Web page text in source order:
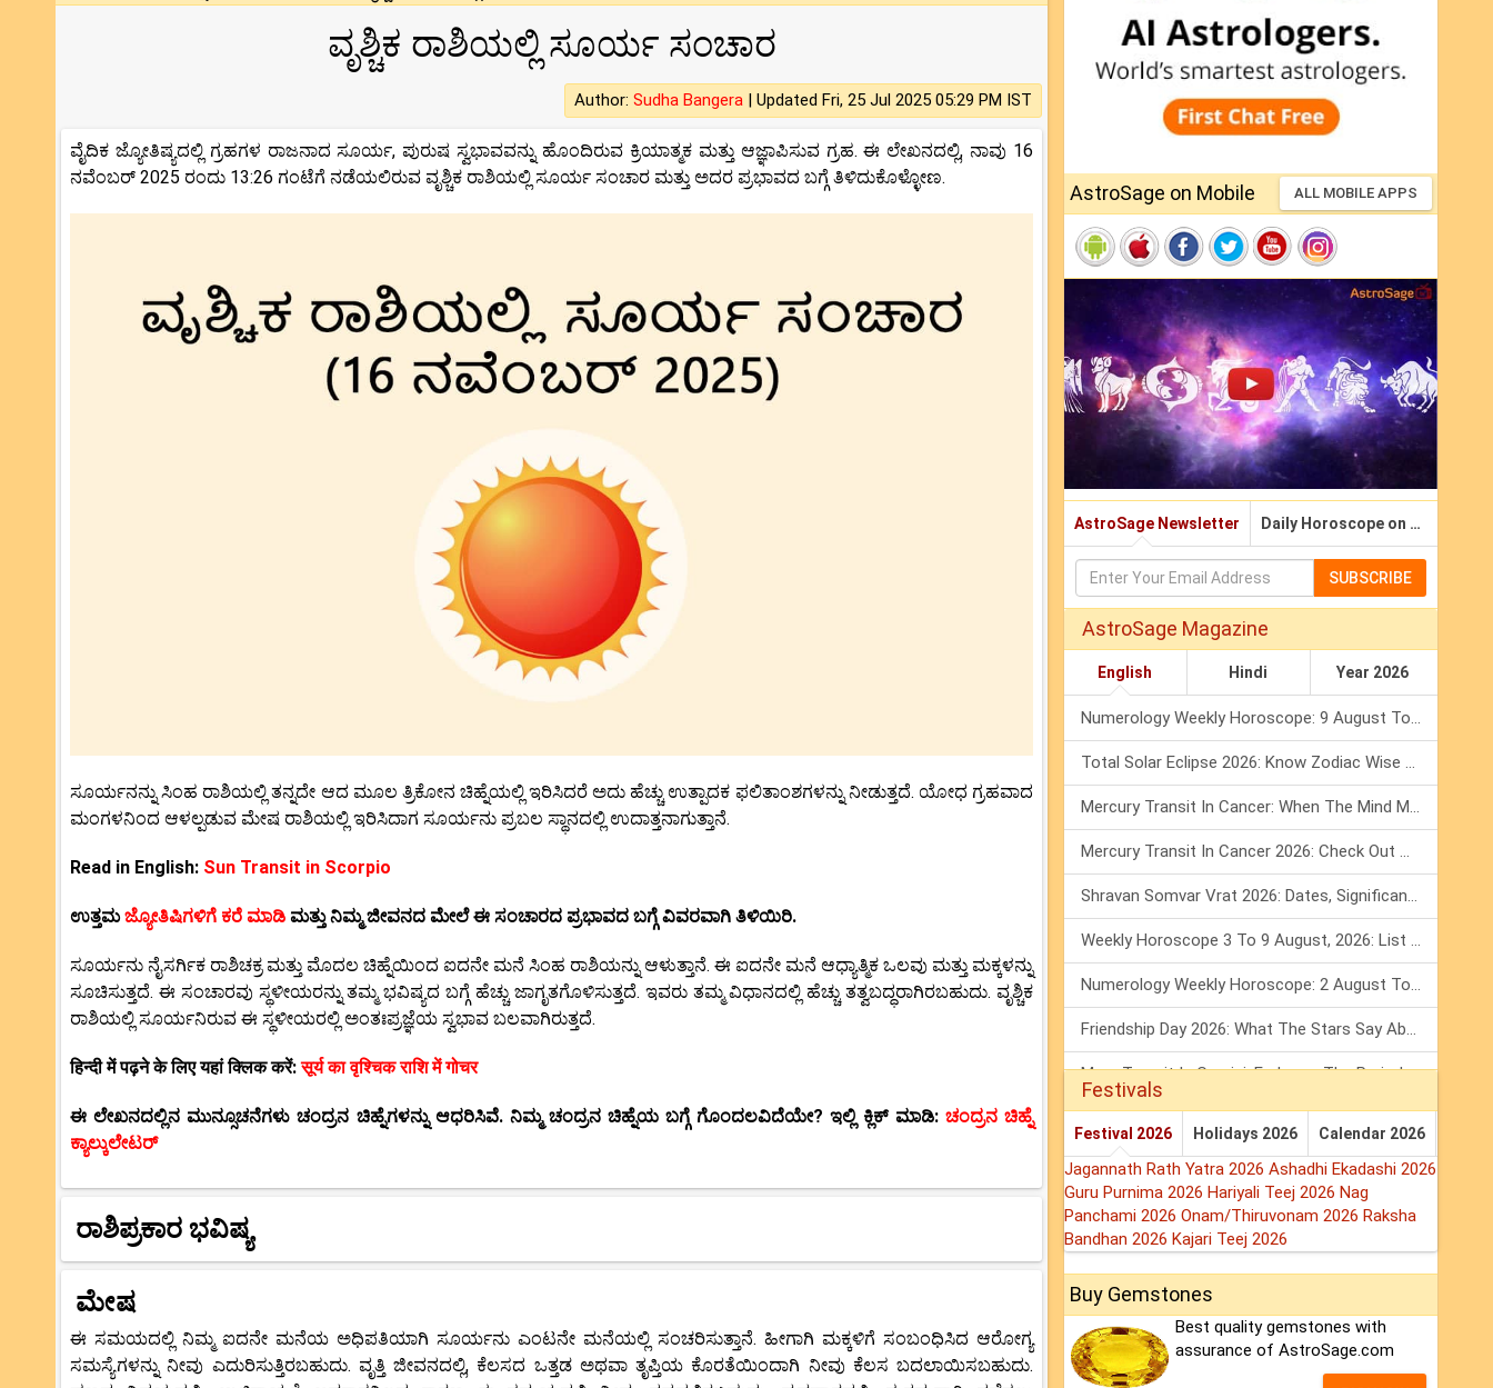
ವೃಶ್ಚಿಕ ರಾಶಿಯಲ್ಲಿ ಸೂರ್ಯ ಸಂಚಾರ
Author: Sudha Bangera | Updated Fri, 25 Jul 2025 05:29 PM IST
ವೈದಿಕ ಜ್ಯೋತಿಷ್ಯದಲ್ಲಿ ಗ್ರಹಗಳ ರಾಜನಾದ ಸೂರ್ಯ, ಪುರುಷ ಸ್ವಭಾವವನ್ನು ಹೊಂದಿರುವ ಕ್ರಿಯಾತ್ಮಕ ಮತ್ತು ಆಜ್ಞಾಪಿಸುವ ಗ್ರಹ. ಈ ಲೇಖನದಲ್ಲಿ, ನಾವು 16
ನವೆಂಬರ್ 2025 ರಂದು 13:26 ಗಂಟೆಗೆ ನಡೆಯಲಿರುವ ವೃಶ್ಚಿಕ ರಾಶಿಯಲ್ಲಿ ಸೂರ್ಯ ಸಂಚಾರ ಮತ್ತು ಅದರ ಪ್ರಭಾವದ ಬಗ್ಗೆ ತಿಳಿದುಕೊಳ್ಳೋಣ.
ಸೂರ್ಯನನ್ನು ಸಿಂಹ ರಾಶಿಯಲ್ಲಿ ತನ್ನದೇ ಆದ ಮೂಲ ತ್ರಿಕೋನ ಚಿಹ್ನೆಯಲ್ಲಿ ಇರಿಸಿದರೆ ಅದು ಹೆಚ್ಚು ಉತ್ಪಾದಕ ಫಲಿತಾಂಶಗಳನ್ನು ನೀಡುತ್ತದೆ. ಯೋಧ ಗ್ರಹವಾದ
ಮಂಗಳನಿಂದ ಆಳಲ್ಪಡುವ ಮೇಷ ರಾಶಿಯಲ್ಲಿ ಇರಿಸಿದಾಗ ಸೂರ್ಯನು ಪ್ರಬಲ ಸ್ಥಾನದಲ್ಲಿ ಉದಾತ್ತನಾಗುತ್ತಾನೆ.
Read in English: Sun Transit in Scorpio
ಉತ್ತಮ ಜ್ಯೋತಿಷಿಗಳಿಗೆ ಕರೆ ಮಾಡಿ ಮತ್ತು ನಿಮ್ಮ ಜೀವನದ ಮೇಲೆ ಈ ಸಂಚಾರದ ಪ್ರಭಾವದ ಬಗ್ಗೆ ವಿವರವಾಗಿ ತಿಳಿಯಿರಿ.
ಸೂರ್ಯನು ನೈಸರ್ಗಿಕ ರಾಶಿಚಕ್ರ ಮತ್ತು ಮೊದಲ ಚಿಹ್ನೆಯಿಂದ ಐದನೇ ಮನೆ ಸಿಂಹ ರಾಶಿಯನ್ನು ಆಳುತ್ತಾನೆ. ಈ ಐದನೇ ಮನೆ ಆಧ್ಯಾತ್ಮಿಕ ಒಲವು ಮತ್ತು ಮಕ್ಕಳನ್ನು
ಸೂಚಿಸುತ್ತದೆ. ಈ ಸಂಚಾರವು ಸ್ಥಳೀಯರನ್ನು ತಮ್ಮ ಭವಿಷ್ಯದ ಬಗ್ಗೆ ಹೆಚ್ಚು ಜಾಗೃತಗೊಳಿಸುತ್ತದೆ. ಇವರು ತಮ್ಮ ವಿಧಾನದಲ್ಲಿ ಹೆಚ್ಚು ತತ್ವಬದ್ಧರಾಗಿರಬಹುದು. ವೃಶ್ಚಿಕ
ರಾಶಿಯಲ್ಲಿ ಸೂರ್ಯನಿರುವ ಈ ಸ್ಥಳೀಯರಲ್ಲಿ ಅಂತಃಪ್ರಜ್ಞೆಯ ಸ್ವಭಾವ ಬಲವಾಗಿರುತ್ತದೆ.
हिन्दी में पढ़ने के लिए यहां क्लिक करें:सूर्य का वृश्चिक राशि में गोचर
ಈ ಲೇಖನದಲ್ಲಿನ ಮುನ್ಸೂಚನೆಗಳು ಚಂದ್ರನ ಚಿಹ್ನೆಗಳನ್ನು ಆಧರಿಸಿವೆ. ನಿಮ್ಮ ಚಂದ್ರನ ಚಿಹ್ನೆಯ ಬಗ್ಗೆ ಗೊಂದಲವಿದೆಯೇ? ಇಲ್ಲಿ ಕ್ಲಿಕ್ ಮಾಡಿ: ಚಂದ್ರನ ಚಿಹ್ನೆ
ಕ್ಯಾಲ್ಕುಲೇಟರ್
ರಾಶಿಪ್ರಕಾರ ಭವಿಷ್ಯ
ಮೇಷ
ಈ ಸಮಯದಲ್ಲಿ ನಿಮ್ಮ ಐದನೇ ಮನೆಯ ಅಧಿಪತಿಯಾಗಿ ಸೂರ್ಯನು ಎಂಟನೇ ಮನೆಯಲ್ಲಿ ಸಂಚರಿಸುತ್ತಾನೆ. ಹೀಗಾಗಿ ಮಕ್ಕಳಿಗೆ ಸಂಬಂಧಿಸಿದ ಆರೋಗ್ಯ
ಸಮಸ್ಯೆಗಳನ್ನು ನೀವು ಎದುರಿಸುತ್ತಿರಬಹುದು. ವೃತ್ತಿ ಜೀವನದಲ್ಲಿ, ಕೆಲಸದ ಒತ್ತಡ ಅಥವಾ ತೃಪ್ತಿಯ ಕೊರತೆಯಿಂದಾಗಿ ನೀವು ಕೆಲಸ ಬದಲಾಯಿಸಬಹುದು.
AstroSage on Mobile ALL MOBILE APPS
AstroSage Newsletter Daily Horoscope on Email
SUBSCRIBE
AstroSage Magazine
English Hindi Year 2026
Numerology Weekly Horoscope: 9 August To 15 August, 2026
Total Solar Eclipse 2026: Know Zodiac Wise Prediction
Mercury Transit In Cancer: When The Mind Meets The Heart!
Mercury Transit In Cancer 2026: Check Out What It Brings For You
Shravan Somvar Vrat 2026: Dates, Significance & Rituals In August
Weekly Horoscope 3 To 9 August, 2026: List Of Fasts & Festivals
Numerology Weekly Horoscope: 2 August To 8 August, 2026
Friendship Day 2026: What The Stars Say About Your Best Friend!
Mars Transit In Gemini: Embrace The Period Full Of Energy & Intelligence
Festivals
Festival 2026 Holidays 2026 Calendar 2026
Jagannath Rath Yatra 2026 Ashadhi Ekadashi 2026
Guru Purnima 2026 Hariyali Teej 2026 Nag
Panchami 2026 Onam/Thiruvonam 2026 Raksha
Bandhan 2026 Kajari Teej 2026
Buy Gemstones
Best quality gemstones with
assurance of AstroSage.com